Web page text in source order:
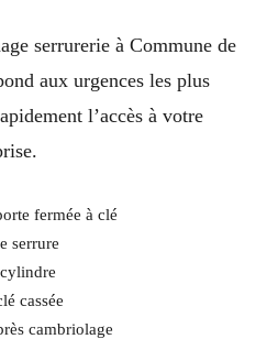
serrurerie à Commune de
aux urgences les plus
l’accès à votre
fermée à clé
serrure
cassée
cambriolage